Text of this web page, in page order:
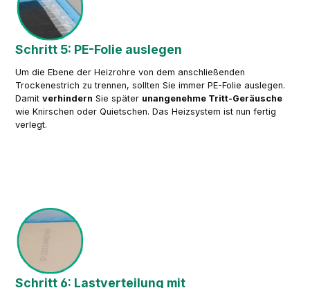
Schritt 5: PE-Folie auslegen
Um die Ebene der Heizrohre von dem anschließenden
Trockenestrich zu trennen, sollten Sie immer PE-Folie auslegen.
Damit verhindern Sie später unangenehme Tritt-Geräusche
wie Knirschen oder Quietschen. Das Heizsystem ist nun fertig
verlegt.
Schritt 6: Lastverteilung mit